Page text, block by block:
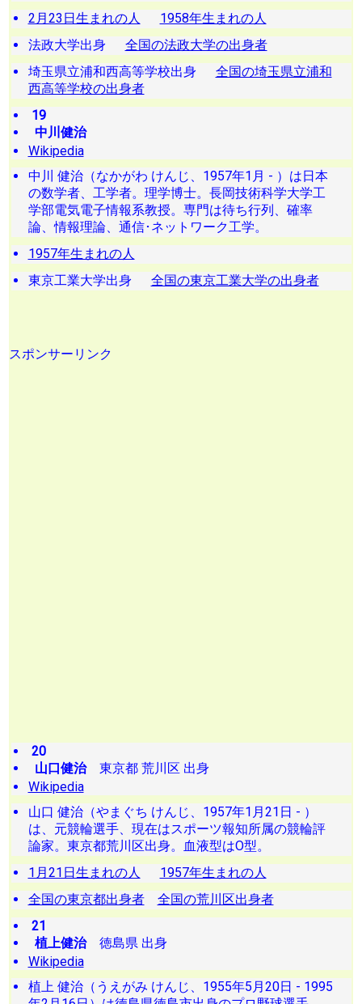
2月23日生まれの人
1958年生まれの人
法政大学出身 全国の法政大学の出身者
埼玉県立浦和西高等学校出身 全国の埼玉県立浦和
西高等学校の出身者
19
中川健治
Wikipedia
中川 健治（なかがわ けんじ、1957年1月 - ）は日本
の数学者、工学者。理学博士。長岡技術科学大学工
学部電気電子情報系教授。専門は待ち行列、確率
論、情報理論、通信･ネットワーク工学。
1957年生まれの人
東京工業大学出身 全国の東京工業大学の出身者
スポンサーリンク
20
山口健治東京都 荒川区 出身
Wikipedia
山口 健治（やまぐち けんじ、1957年1月21日 - ）
は、元競輪選手、現在はスポーツ報知所属の競輪評
論家。東京都荒川区出身。血液型はO型。
1月21日生まれの人
1957年生まれの人
全国の東京都出身者
全国の荒川区出身者
21
植上健治徳島県 出身
Wikipedia
植上 健治（うえがみ けんじ、1955年5月20日 - 1995